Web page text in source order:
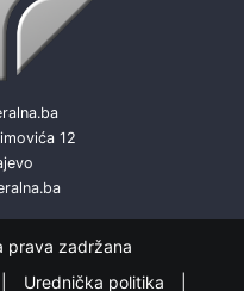
12
prava zadržana
Urednička politika